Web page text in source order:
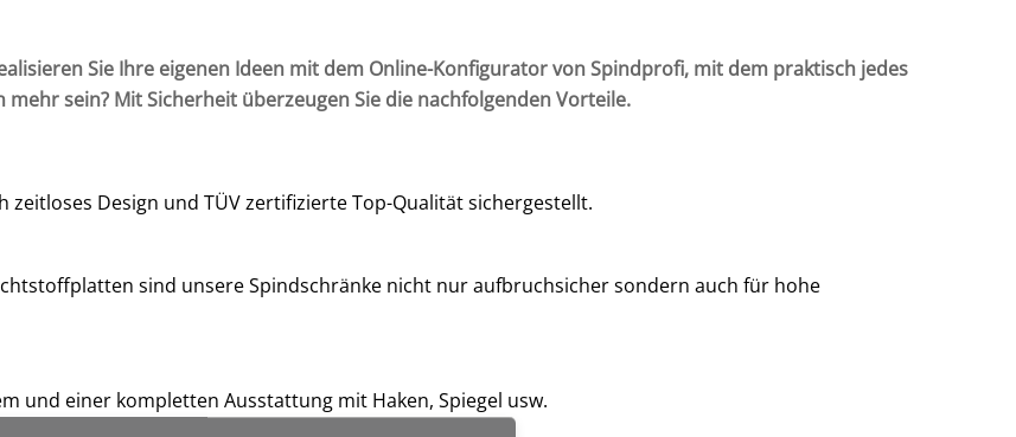
Sie Ihre eigenen Ideen mit dem Online-Konfigurator von Spindprofi, mit dem praktisch jedes
sein? Mit Sicherheit überzeugen Sie die nachfolgenden Vorteile.
Design und TÜV zertifizierte Top-Qualität sichergestellt.
sind unsere Spindschränke nicht nur aufbruchsicher sondern auch für hohe
und einer kompletten Ausstattung mit Haken, Spiegel usw.